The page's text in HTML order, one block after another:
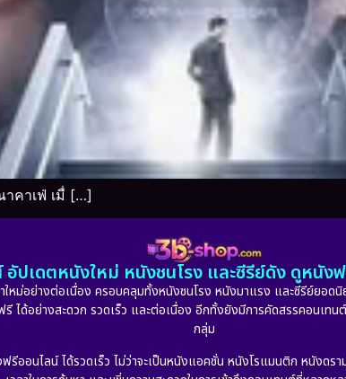
คาเฟ่ เมื่ […]
ปเดตหนังใหม่ หนังชนโรง และซีรีย์ดัง ดูหนัง
ม่อย่างต่อเนื่อง ครอบคลุมทั้งหนังชนโรง หนังมาแรง และซีรีย์ยอด
รี ได้อย่างสะดวก รวดเร็ว และต่อเนื่อง อีกทั้งยังมีการคัดสรรคอนเ
กลุ่ม
รีออนไลน์ ได้รวดเร็ว ไม่ว่าจะเป็นหนังแอคชั่น หนังโรแมนติก หนัง